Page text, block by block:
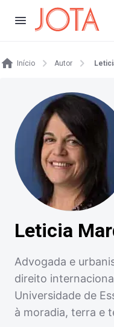
Início Autor
Leticia
Advogada e
direito
Universidade de
à moradia, terra e